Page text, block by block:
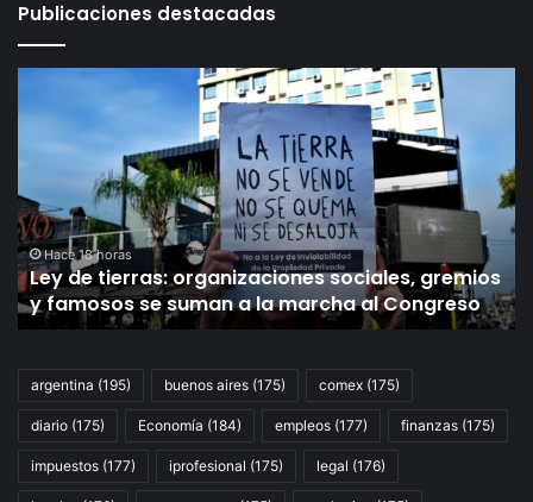
Publicaciones destacadas
organizaciones
gremios
y
famosos
se
suman
a
marcha
Congreso
Hace 18 horas
Ley de tierras: organizaciones sociales, gremios
y famosos se suman a la marcha al Congreso
la
de
argentina (195) buenos aires (175) comex (175)
diario (175) Economía (184) empleos (177) finanzas (175)
impuestos (177) iprofesional (175) legal (176)